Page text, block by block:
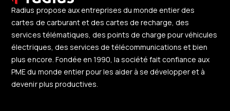
Radius propose aux entreprises du monde entier des
cartes de carburant et des cartes de recharge, des
services télématiques, des points de charge pour véhicules
électriques, des services de télécommunications et bien
plus encore. Fondée en 1990, la société fait confiance aux
PME du monde entier pour les aider à se développer et à
devenir plus productives.